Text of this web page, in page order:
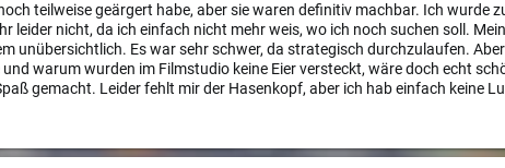
teilweise geärgert habe, aber sie waren definitiv machbar. Ich wurde
leider nicht, da ich einfach nicht mehr weis, wo ich noch suchen soll.
unübersichtlich. Es war sehr schwer, da strategisch durchzulaufen.
warum wurden im Filmstudio keine Eier versteckt, wäre doch echt
gemacht. Leider fehlt mir der Hasenkopf, aber ich hab einfach keine